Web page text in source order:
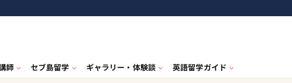
師 セブ島留学 ギャラリー・体験談 英語留学ガイド